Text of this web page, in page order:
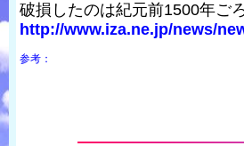
破損したのは紀元前1500年ご
http://www.iza.ne.jp/news/
参考：